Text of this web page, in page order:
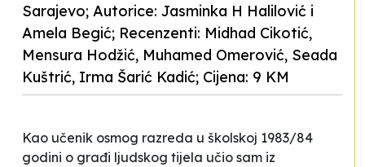
Sarajevo; Autorice: Jasminka H Halilović i
Amela Begić; Recenzenti: Midhad Cikotić,
Mensura Hodžić, Muhamed Omerović, Seada
Kuštrić, Irma Šarić Kadić; Cijena: 9 KM
Kao učenik osmog razreda u školskoj 1983/84
godini o građi ljudskog tijela učio sam iz